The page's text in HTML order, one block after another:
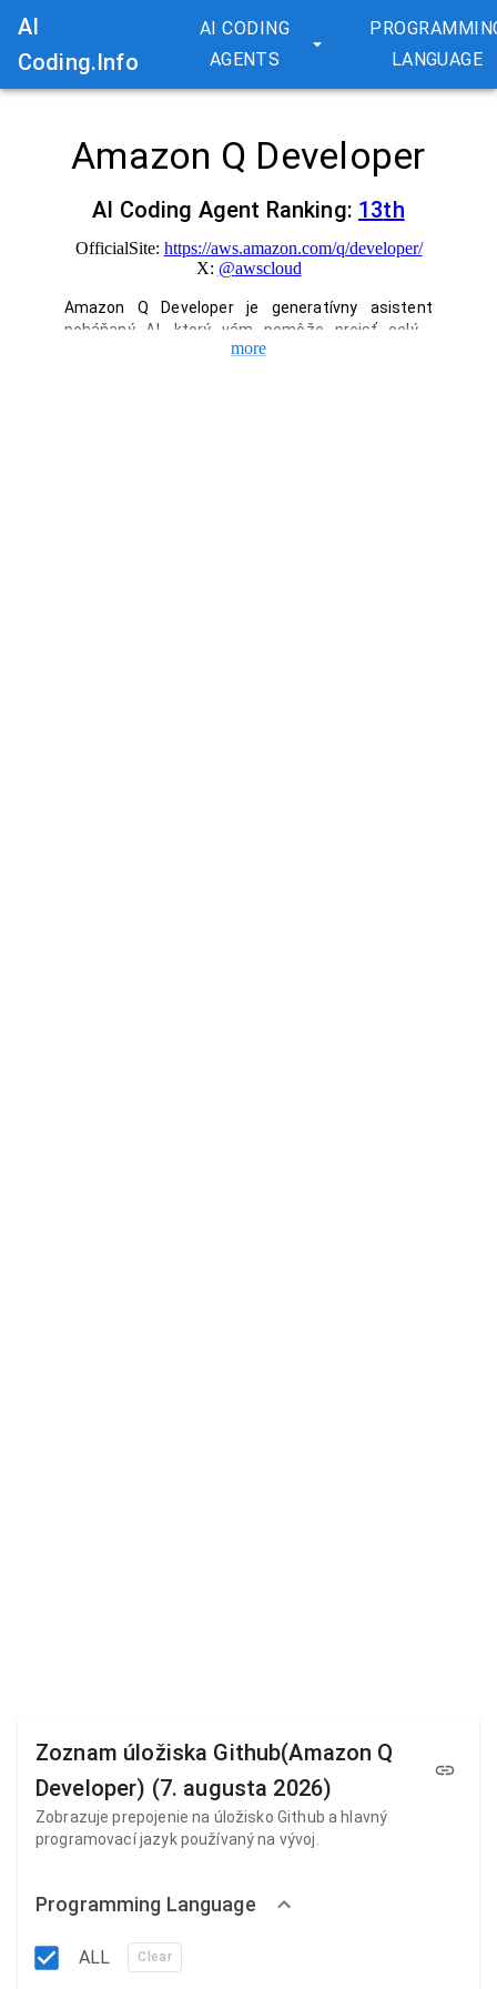
AI
Coding.Info
AI CODING
AGENTS
LANGUAGE
Amazon Q Developer
AI Coding Agent Ranking: 13th
OfficialSite: https://aws.amazon.com/q/developer/
X: @awscloud
Amazon Q Developer je generatívny asistent
poháňaný AI, ktorý vám pomôže prejsť celým
životným cyklom vývoja softvéru. Autonómne
more
Zoznam úložiska Github(Amazon Q
Developer) (7. augusta 2026)
Zobrazuje prepojenie na úložisko Github a hlavný
programovací jazyk používaný na vývoj.
Programming Language
ALL Clear